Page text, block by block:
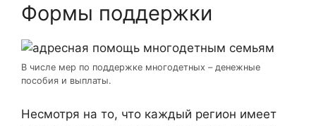
Формы поддержки
В числе мер по поддержке многодетных – денежные
пособия и выплаты.
Несмотря на то, что каждый регион имеет